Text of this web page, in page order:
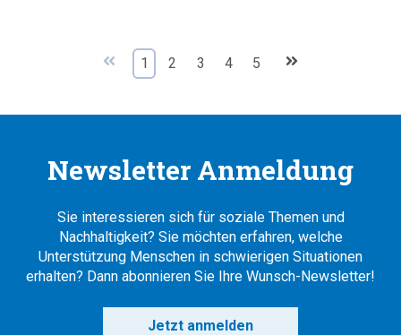
1 2 3 4 5
Newsletter Anmeldung
Sie interessieren sich für soziale Themen und
Nachhaltigkeit? Sie möchten erfahren, welche
Unterstützung Menschen in schwierigen Situationen
erhalten? Dann abonnieren Sie Ihre Wunsch-Newsletter!
Jetzt anmelden